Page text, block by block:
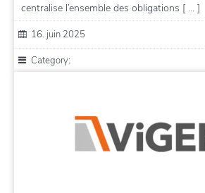
centralise l’ensemble des obligations [ … ]
16. juin 2025
Category: